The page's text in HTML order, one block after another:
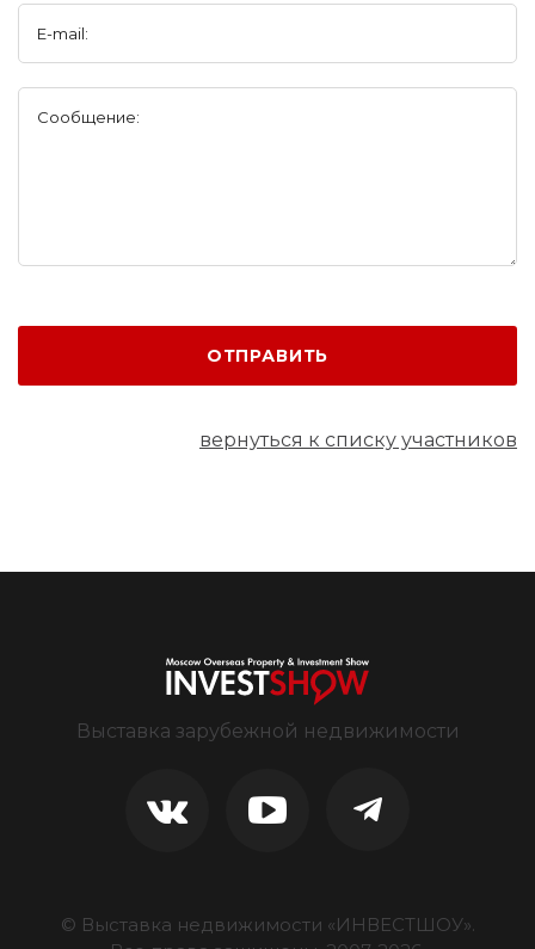
E-mail:
Сообщение:
ОТПРАВИТЬ
вернуться к списку участников
Выставка зарубежной недвижимости
© Выставка недвижимости «ИНВЕСТШОУ».